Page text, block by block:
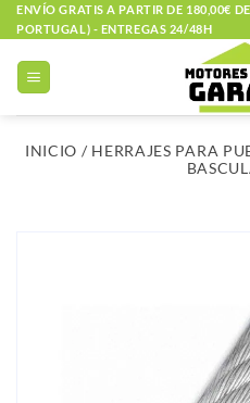
Saltar
al
contenido
ENVÍO GRATIS A PARTIR DE 180,00€
PORTUGAL) - ENTREGAS 24/48H
INICIO / HERRAJES PARA